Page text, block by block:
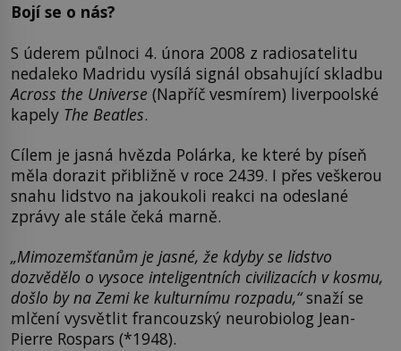
Bojí se o nás?
S úderem půlnoci 4. února 2008 z radiosatelitu
nedaleko Madridu vysílá signál obsahující skladbu
Across the Universe (Napříč vesmírem) liverpoolské
kapely The Beatles.
Cílem je jasná hvězda Polárka, ke které by píseň
měla dorazit přibližně v roce 2439. I přes veškerou
snahu lidstvo na jakoukoli reakci na odeslané
zprávy ale stále čeká marně.
„Mimozemšťanům je jasné, že kdyby se lidstvo
dozvědělo o vysoce inteligentních civilizacích v kosmu,
došlo by na Zemi ke kulturnímu rozpadu,“snaží se
mlčení vysvětlit francouzský neurobiolog Jean-
Pierre Rospars (*1948).